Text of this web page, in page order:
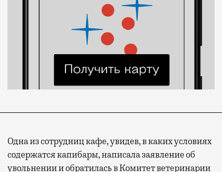
Одна из сотрудниц кафе, увидев, в каких условиях
содержатся капибары, написала заявление об
увольнении и обратилась в Комитет ветеринарии